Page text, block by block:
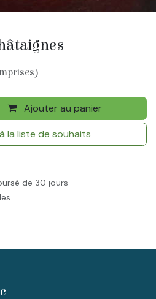
Ajouter au panier
la liste de souhaits
de 30 jours